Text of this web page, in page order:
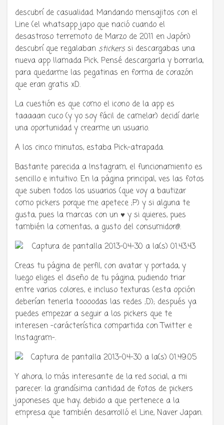
descubrí de casualidad. Mandando mensajitos con el
Line (el whatsapp japo que nació cuando el
desastroso terremoto de Marzo de 2011 en Japón)
descubrí que regalaban stickers si descargabas una
nueva app llamada Pick. Pensé descargarla y borrarla,
para quedarme las pegatinas en forma de corazón
que eran gratis xD.
La cuestión es que como el icono de la app es
taaaaan cuco (y yo soy fácil de camelar) decidí darle
una oportunidad y crearme un usuario.
A los cinco minutos, estaba Pick-atrapada.
Bastante parecida a Instagram, el funcionamiento es
sencillo e intuitivo. En la página principal, ves las fotos
que suben todos los usuarios (que voy a bautizar
como pickers porque me apetece ;P) y si alguna te
gusta, pues la marcas con un ♥ y si quieres, pues
también la comentas, a gusto del consumidor@.
Creas tu página de perfil, con avatar y portada, y
luego eliges el diseño de tu página, pudiendo triar
entre varios colores, e incluso texturas (esta opción
deberían tenerla toooodas las redes ;D); después ya
puedes empezar a seguir a los pickers que te
interesen -carácterística compartida con Twitter e
Instagram-.
Y ahora, lo más interesante de la red social, a mi
parecer: la grandísima cantidad de fotos de pickers
japoneses que hay, debido a que pertenece a la
empresa que también desarrolló el Line, Naver Japan.